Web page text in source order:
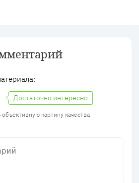
Достаточно интересно
картину качества